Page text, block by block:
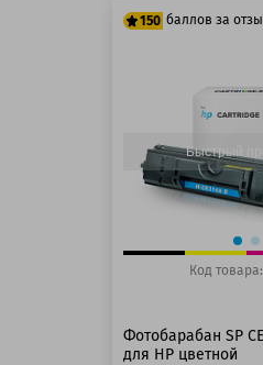
150 баллов за
150 баллов
Быстрый
Код товара:
Фотобарабан SP
для HP цветной